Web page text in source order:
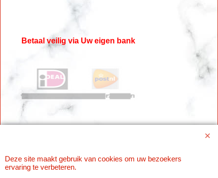
Betaal veilig via Uw eigen bank
Webwinkel gemaakt met
ShopFactory webwinkel
Deze site maakt gebruik van cookies om uw bezoekers
ervaring te verbeteren.